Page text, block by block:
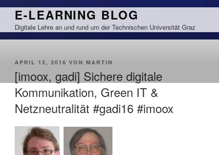
Zum
springen
E-LEARNING BLOG
Digitale Lehre an und rund um der Technischen Universität Graz
VERÖFFENTLICHT
APRIL 12, 2016 VON MARTIN
[imoox, gadi] Sichere digitale
Kommunikation, Green IT &
Netzneutralität #gadi16 #imoox